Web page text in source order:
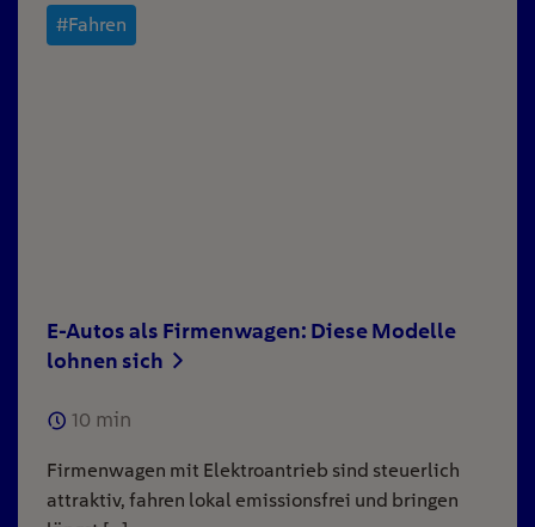
#Fahren
E-Autos als Firmenwagen: Diese Modelle
lohnen sich
10 min
Firmenwagen mit Elektroantrieb sind steuerlich
attraktiv, fahren lokal emissionsfrei und bringen